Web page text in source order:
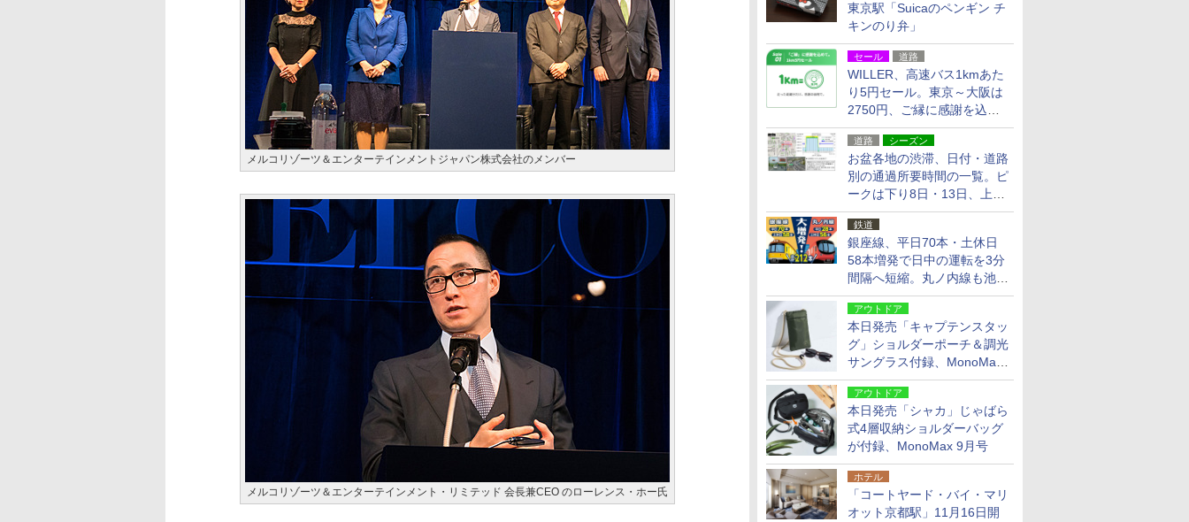
東京駅「Suicaのペンギン チ
キンのり弁」
セール 道路
WILLER、高速バス1kmあた
り5円セール。東京～大阪は
2750円、ご縁に感謝を込め
た20周年記念キャンペーン
道路 シーズン
お盆各地の渋滞、日付・道路
別の通過所要時間の一覧。ピ
ークは下り8日・13日、上り
14日・15日
鉄道
銀座線、平日70本・土休日
58本増発で日中の運転を3分
間隔へ短縮。丸ノ内線も池袋
～中野坂上を4分間隔に
アウトドア
本日発売「キャプテンスタッ
グ」ショルダーポーチ＆調光
サングラス付録、MonoMax
9月号増刊
アウトドア
本日発売「シャカ」じゃばら
式4層収納ショルダーバッグ
が付録、MonoMax 9月号
ホテル
「コートヤード・バイ・マリ
オット京都駅」11月16日開
メルコリゾーツ＆エンターテインメントジャパン株式会社のメンバー
メルコリゾーツ＆エンターテインメント・リミテッド 会長兼CEO のローレンス・ホー氏